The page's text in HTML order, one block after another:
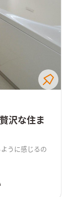
沢な住ま
うに感じるの